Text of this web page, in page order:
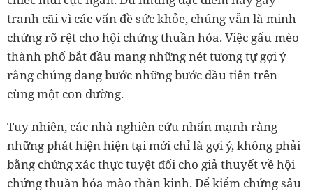
tranh cãi vì các vấn đề sức khỏe, chúng vẫn là minh
chứng rõ rệt cho hội chứng thuần hóa. Việc gấu mèo
thành phố bắt đầu mang những nét tương tự gợi ý
rằng chúng đang bước những bước đầu tiên trên
cùng một con đường.
Tuy nhiên, các nhà nghiên cứu nhấn mạnh rằng
những phát hiện hiện tại mới chỉ là gợi ý, không phải
bằng chứng xác thực tuyệt đối cho giả thuyết về hội
chứng thuần hóa mào thần kinh. Để kiểm chứng sâu